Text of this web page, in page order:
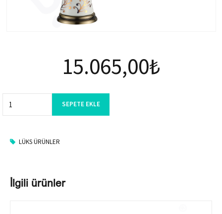
15.065,00₺
SEPETE EKLE
LÜKS ÜRÜNLER
İlgili ürünler